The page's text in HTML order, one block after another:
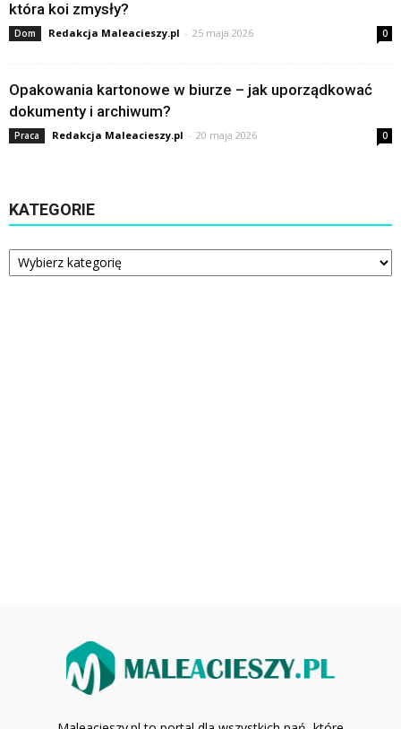
która koi zmysły?
Dom Redakcja Maleacieszy.pl - 25 maja 2026 0
Opakowania kartonowe w biurze – jak uporządkować
dokumenty i archiwum?
Praca Redakcja Maleacieszy.pl - 20 maja 2026 0
KATEGORIE
Kategorie